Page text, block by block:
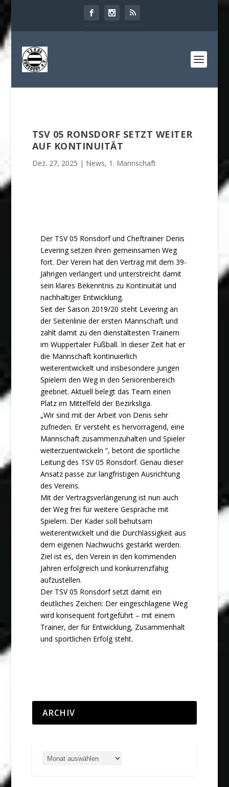
TSV 05 RONSDORF SETZT WEITER
AUF KONTINUITÄT
Dez. 27, 2025 | News, 1. Mannschaft
Der TSV 05 Ronsdorf und Cheftrainer Denis
Levering setzen ihren gemeinsamen Weg
fort. Der Verein hat den Vertrag mit dem 39-
Jährigen verlängert und unterstreicht damit
sein klares Bekenntnis zu Kontinuität und
nachhaltiger Entwicklung.
Seit der Saison 2019/20 steht Levering an
der Seitenlinie der ersten Mannschaft und
zählt damit zu den dienstältesten Trainern
im Wuppertaler Fußball. In dieser Zeit hat er
die Mannschaft kontinuierlich
weiterentwickelt und insbesondere jungen
Spielern den Weg in den Seniorenbereich
geebnet. Aktuell belegt das Team einen
Platz im Mittelfeld der Bezirksliga.
„Wir sind mit der Arbeit von Denis sehr
zufrieden. Er versteht es hervorragend, eine
Mannschaft zusammenzuhalten und Spieler
weiterzuentwickeln “, betont die sportliche
Leitung des TSV 05 Ronsdorf. Genau dieser
Ansatz passe zur langfristigen Ausrichtung
des Vereins.
Mit der Vertragsverlängerung ist nun auch
der Weg frei für weitere Gespräche mit
Spielern. Der Kader soll behutsam
weiterentwickelt und die Durchlässigkeit aus
dem eigenen Nachwuchs gestärkt werden.
Ziel ist es, den Verein in den kommenden
Jahren erfolgreich und konkurrenzfähig
aufzustellen.
Der TSV 05 Ronsdorf setzt damit ein
deutliches Zeichen: Der eingeschlagene Weg
wird konsequent fortgeführt – mit einem
Trainer, der für Entwicklung, Zusammenhalt
und sportlichen Erfolg steht.
ARCHIV